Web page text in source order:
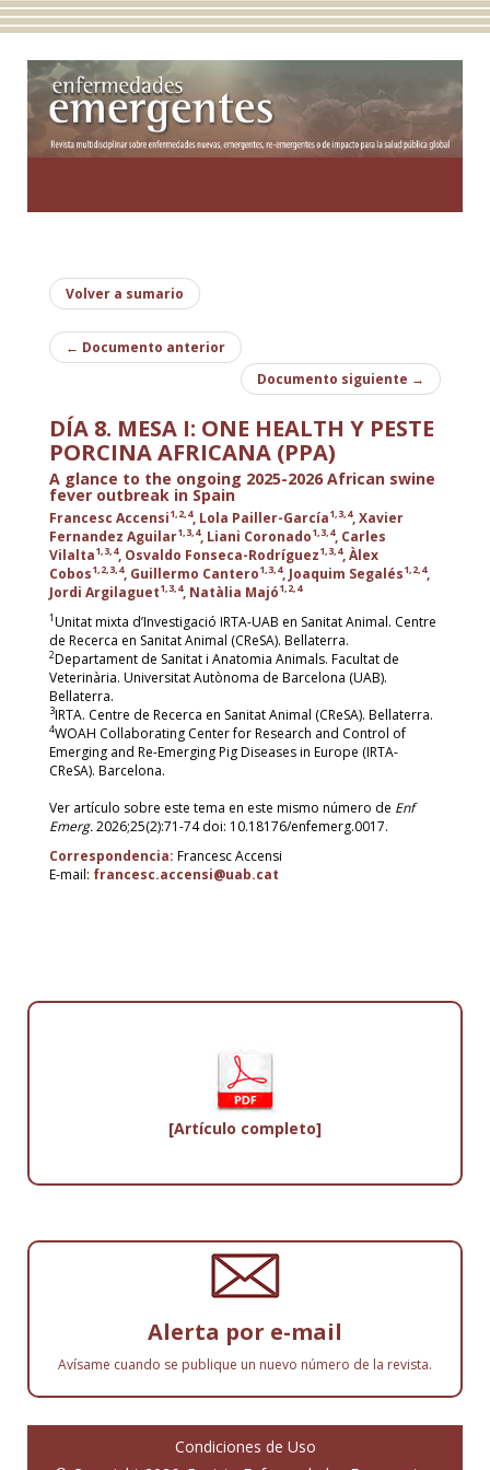
Volver a sumario
← Documento anterior
Documento siguiente →
DÍA 8. MESA I: ONE HEALTH Y PESTE
PORCINA AFRICANA (PPA)
A glance to the ongoing 2025-2026 African swine
fever outbreak in Spain
Francesc Accensi1,2,4, Lola Pailler-García1,3,4, Xavier
Fernandez Aguilar1,3,4, Liani Coronado1,3,4, Carles
Vilalta1,3,4, Osvaldo Fonseca-Rodríguez1,3,4, Àlex
Cobos1,2,3,4, Guillermo Cantero1,3,4, Joaquim Segalés1,2,4,
Jordi Argilaguet1,3,4, Natàlia Majó1,2,4
1Unitat mixta d’Investigació IRTA-UAB en Sanitat Animal. Centre
de Recerca en Sanitat Animal (CReSA). Bellaterra.
2Departament de Sanitat i Anatomia Animals. Facultat de
Veterinària. Universitat Autònoma de Barcelona (UAB).
Bellaterra.
3IRTA. Centre de Recerca en Sanitat Animal (CReSA). Bellaterra.
4WOAH Collaborating Center for Research and Control of
Emerging and Re-Emerging Pig Diseases in Europe (IRTA-
CReSA). Barcelona.
Ver artículo sobre este tema en este mismo número de Enf
Emerg.2026;25(2):71-74 doi: 10.18176/enfemerg.0017.
Correspondencia: Francesc Accensi
E-mail: francesc.accensi@uab.cat
[Artículo completo]
Alerta por e-mail
Avísame cuando se publique un nuevo número de la revista.
Condiciones de Uso